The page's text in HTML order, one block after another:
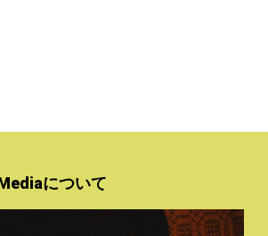
について